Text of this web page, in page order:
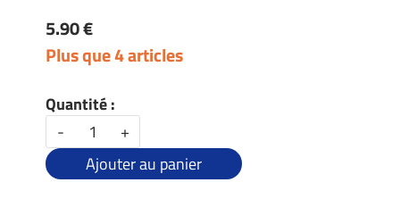
5.90 €
Plus que 4 articles
Quantité :
-
+
Ajouter au panier